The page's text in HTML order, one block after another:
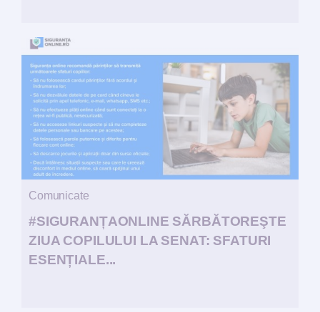
Comunicate
#SIGURANȚAONLINE SĂRBĂTOREŞTE
ZIUA COPILULUI LA SENAT: SFATURI
ESENȚIALE...